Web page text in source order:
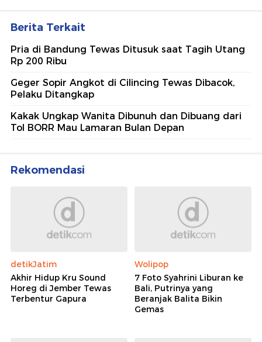
Berita Terkait
Pria di Bandung Tewas Ditusuk saat Tagih Utang
Rp 200 Ribu
Geger Sopir Angkot di Cilincing Tewas Dibacok,
Pelaku Ditangkap
Kakak Ungkap Wanita Dibunuh dan Dibuang dari
Tol BORR Mau Lamaran Bulan Depan
Rekomendasi
detikJatim
Akhir Hidup Kru Sound
Horeg di Jember Tewas
Terbentur Gapura
Wolipop
7 Foto Syahrini Liburan ke
Bali, Putrinya yang
Beranjak Balita Bikin
Gemas